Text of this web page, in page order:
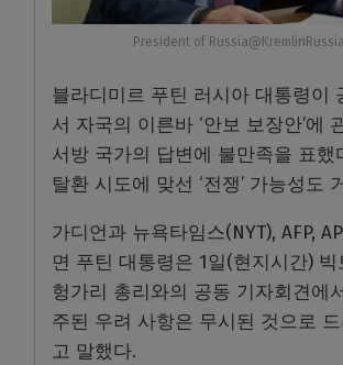
President of
블라디미르 푸틴 러시아 대통령이
서 자국의 이른바 ‘안보 보장안’에
서방 국가의 답변에 불만족을 표했
탈환 시도에 맞선 ‘전쟁’ 가능성도
가디언과 뉴욕타임스(NYT), AFP,
면 푸틴 대통령은 1일(현지시간)
헝가리 총리와의 공동 기자회견에
주된 우려 사항은 무시된 것으로
고 말했다.